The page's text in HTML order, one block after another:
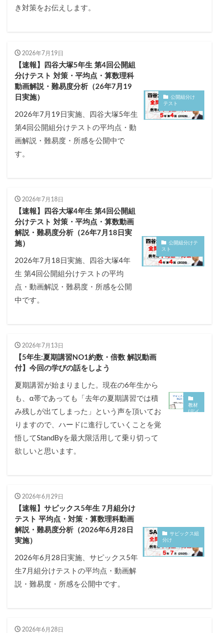
き対策をお伝えします。
公開組分け
テスト
2026年7月19日
【速報】四谷大塚5年生 第4回公開組
分けテスト 対策・平均点・算数理科
動画解説・難易度分析（26年7月19
日実施）
2026年7月19日実施、四谷大塚5年生
第4回公開組分けテストの平均点・動
画解説・難易度・所感を公開中で
す。
公開組分けテ
スト
2026年7月18日
【速報】四谷大塚4年生 第4回公開組
分けテスト 対策・平均点・算数動画
解説・難易度分析（26年7月18日実
施）
2026年7月18日実施、四谷大塚4年
生 第4回公開組分けテストの平均
点・動画解説・難易度・所感を公開
中です。
教材
(デイ
2026年7月13日
【5年生:夏期講習NO1約数・倍数 解説動画
付】今回の学びの話をしよう
夏期講習が始まりました。現在の6年生から
も、α帯であっても「去年の夏期講習では積
み残しが出てしまった」という声を頂いてお
りますので、ハードに進行していくことを覚
悟してStandByを最大限活用して乗り切って
欲しいと思います。
サピックス組
分け
2026年6月29日
【速報】サピックス5年生 7月組分け
テスト 平均点・対策・算数理科動画
解説・難易度分析（2026年6月28日
実施）
2026年6月28日実施、サピックス5年
生7月組分けテストの平均点・動画解
説・難易度・所感を公開中です。
2026年6月28日
早稲アカデミーカリキュラムテスト
冬期(12月〜1月) サピックステキスト解説・対策
予習シリーズテキスト解説・対策
TopGun特訓 コベツバ過去問動画解説
熱量
検索